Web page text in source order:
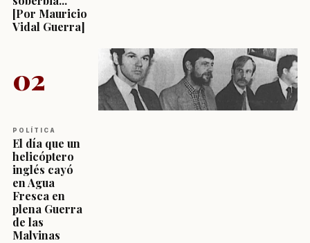
[Por Mauricio
Vidal Guerra]
02
POLÍTICA
El día que un
helicóptero
inglés cayó
en Agua
Fresca en
plena Guerra
de las
Malvinas